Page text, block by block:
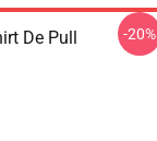
De Pull -20%